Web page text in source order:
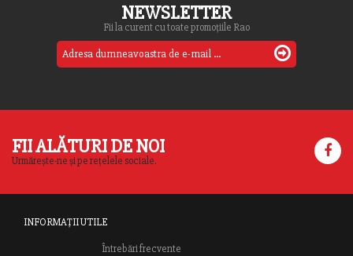
NEWSLETTER
Fii la curent cu toate promoțiile Rao
FII ALĂTURI DE NOI
Urmărește-ne și pe rețelele sociale.
INFORMAȚII UTILE
Întrebări frecvente